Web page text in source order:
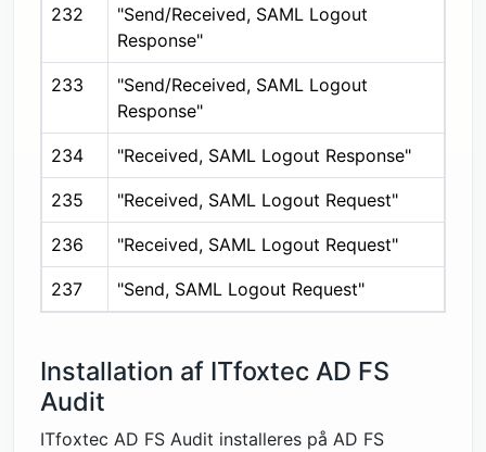
232
"Send/Received, SAML Logout
Response"
233
"Send/Received, SAML Logout
Response"
234 "Received, SAML Logout Response"
235 "Received, SAML Logout Request"
236 "Received, SAML Logout Request"
237 "Send, SAML Logout Request"
Installation af ITfoxtec AD FS
Audit
ITfoxtec AD FS Audit installeres på AD FS